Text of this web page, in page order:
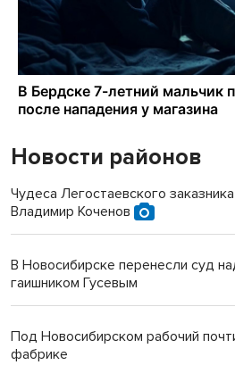
Новости районов
Чудеса Легостаевского
Владимир Коченов
В Новосибирске перенесли суд
гаишником Гусевым
Под Новосибирском рабочий
фабрике